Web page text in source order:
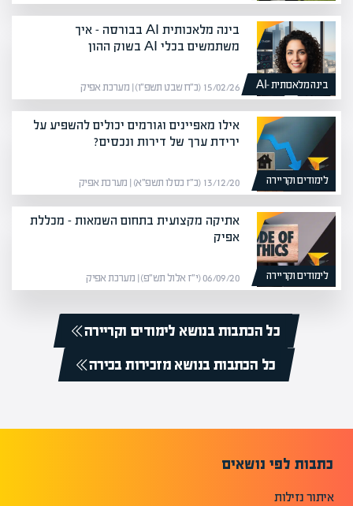
בינה מלאכותית -AI
בינה מלאכותית AI בבורסה – איך
משתמשים בכלי AI בשוק ההון
15/02/26 (כ״ח שבט תשפ״ו) | מערכת אפיק
לימודים וקריירה
אילו מאפיינים וגורמים יכולים להשפיע על
ירידת ערך של דירות ונכסים?
13/12/20 (כ״ז כסלו תשפ״א) | מערכת אפיק
לימודים וקריירה
אתיקה מקצועית בתחום השמאות – מכללת
אפיק
06/09/20 (י״ז אלול תש״פ) | מערכת אפיק
כל הכתבות בנושא לימודים וקריירה
כל הכתבות בנושא מזכירות בכירה
כתבות לפי נושאים
איתור נזילות